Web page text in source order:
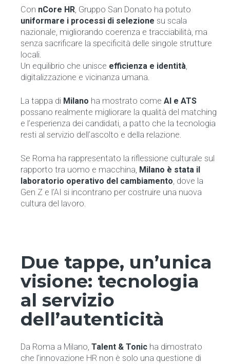
Con nCore HR, Gruppo San Donato ha potuto
uniformare i processi di selezione su scala
nazionale, migliorando coerenza e tracciabilità, ma
senza sacrificare la specificità delle singole strutture
locali.
Un equilibrio che unisce efficienza e identità,
digitalizzazione e vicinanza umana.
La tappa di Milano ha mostrato come AI e ATS
possano realmente migliorare la qualità del matching
e l’esperienza dei candidati, a patto che la tecnologia
resti al servizio dell’ascolto e della relazione.
Se Roma ha rappresentato la riflessione culturale sul
rapporto tra uomo e macchina, Milano è stata il
laboratorio operativo del cambiamento, dove la
Gen Z e l’AI si incontrano per costruire una nuova
cultura del lavoro.
Due tappe, un’unica
visione: tecnologia
al servizio
dell’autenticità
Da Roma a Milano, Talent & Tonic ha dimostrato
che l’innovazione HR non è solo una questione di